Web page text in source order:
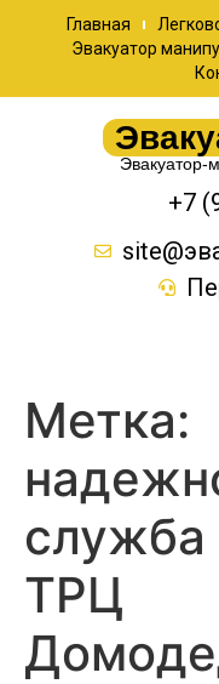
Главная
Эвакуатор
+7
Метка:
ТРЦ